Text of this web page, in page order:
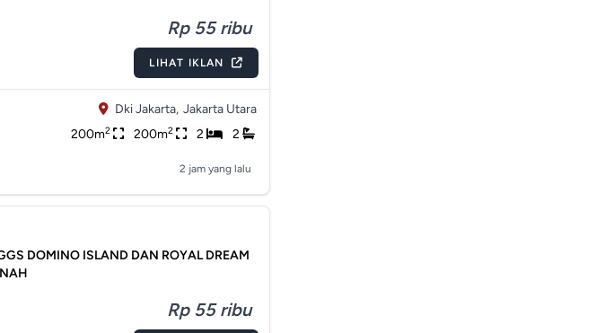
Rp 55 ribu
LIHAT IKLAN
Dki Jakarta, Jakarta Utara
200m2 200m2 2 2
2 jam yang lalu
DOMINO ISLAND DAN ROYAL DREAM
Rp 55 ribu